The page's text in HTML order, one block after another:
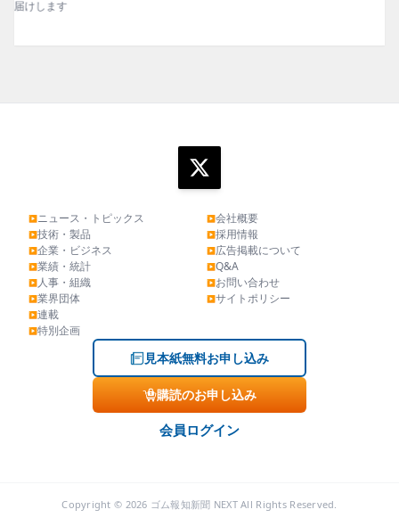
▶ニュース・トピックス
▶技術・製品
▶企業・ビジネス
▶業績・統計
▶人事・組織
▶業界団体
▶連載
▶特別企画
▶会社概要
▶採用情報
▶広告掲載について
▶Q&A
▶お問い合わせ
▶サイトポリシー
見本紙無料お申し込み
購読のお申し込み
会員ログイン
Copyright © 2026 ゴム報知新聞 NEXT All Rights Reserved.